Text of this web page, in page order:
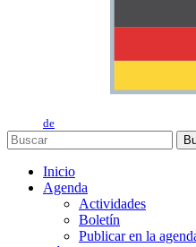
de
Inicio
Agenda
Actividades
Boletín
Publicar en la